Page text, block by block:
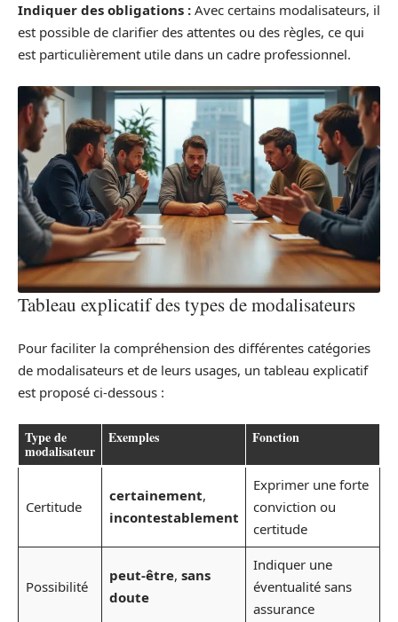
Indiquer des obligations : Avec certains modalisateurs, il
est possible de clarifier des attentes ou des règles, ce qui
est particulièrement utile dans un cadre professionnel.
Tableau explicatif des types de modalisateurs
Pour faciliter la compréhension des différentes catégories
de modalisateurs et de leurs usages, un tableau explicatif
est proposé ci-dessous :
Type de
modalisateur
Exemples Fonction
Certitude
certainement,
incontestablement
Exprimer une forte
conviction ou
certitude
Possibilité
peut-être, sans
doute
Indiquer une
éventualité sans
assurance